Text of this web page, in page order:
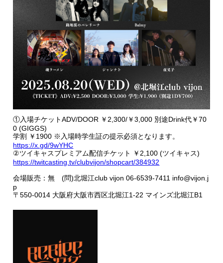
①入場チケットADV/DOOR ￥2,300/￥3,000 別途Drink代￥70
0 (GIGGS)
学割 ￥1900 ※入場時学生証の提示必須となります。
https://x.gd/9wYHC
②ツイキャスプレミアム配信チケット ￥2,100 (ツイキャス)
https://twitcasting.tv/clubvijon/shopcart/384932
会場販売：無 (問)北堀江club vijon 06-6539-7411 info@vijon.j
p
〒550-0014 大阪府大阪市西区北堀江1-22 マインズ北堀江B1